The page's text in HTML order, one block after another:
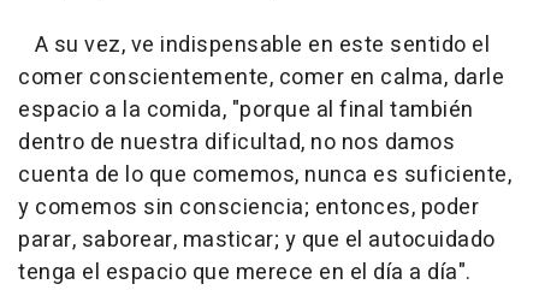
A su vez, ve indispensable en este sentido el
comer conscientemente, comer en calma, darle
espacio a la comida, "porque al final también
dentro de nuestra dificultad, no nos damos
cuenta de lo que comemos, nunca es suficiente,
y comemos sin consciencia; entonces, poder
parar, saborear, masticar; y que el autocuidado
tenga el espacio que merece en el día a día".